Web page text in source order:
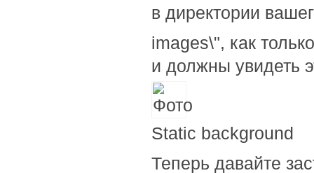
в директории
images\", как
и должны увидеть
Static background
Теперь давайте